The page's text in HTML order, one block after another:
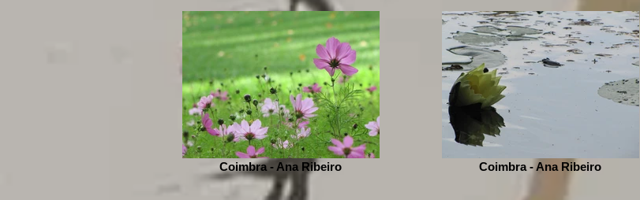
Coimbra - Ana Ribeiro Coimbra - Ana Ribeiro